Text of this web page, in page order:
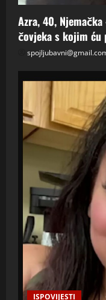
Azra, 40,
čovjeka s kojim
ISPOVIJESTI